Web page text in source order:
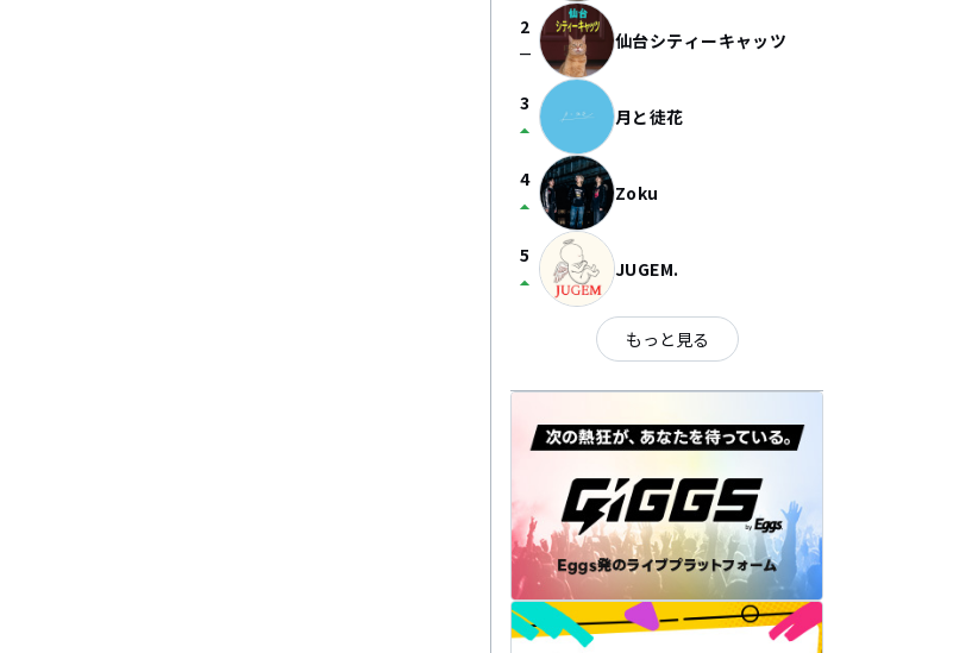
2
check_indeterminate_small 仙台シティーキャッツ
3
arrow_drop_up 月と徒花
4
arrow_drop_up Zoku
5
arrow_drop_up JUGEM.
もっと見る